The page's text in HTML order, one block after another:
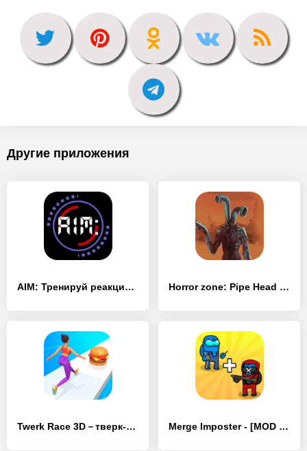
Другие приложения
AIM: Тренируй реакцию быть про - [MOD Много монет] Horror zone: Pipe Head - [MOD Много монет]
Twerk Race 3D－тверк-батл игра - [MOD Много монет] Merge Imposter - [MOD Много монет]